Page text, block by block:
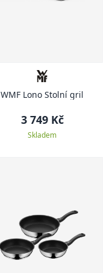
WMF Lono Stolní gril
3 749 Kč
Skladem